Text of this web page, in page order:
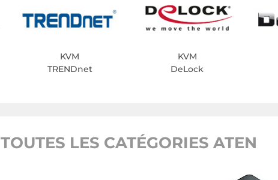
KVM
TRENDnet
KVM
DeLock
TOUTES LES CATÉGORIES ATEN